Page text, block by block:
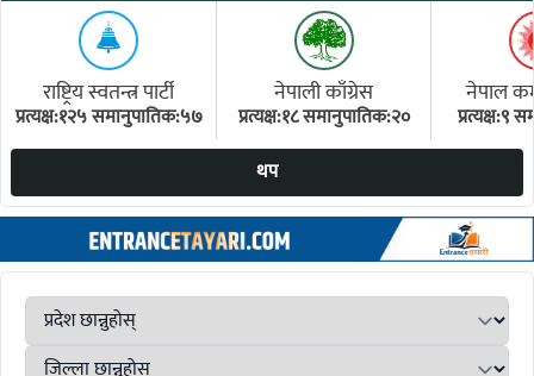
राष्ट्रिय स्वतन्त्र पार्टी
प्रत्यक्ष:१२५ समानुपातिक:५७
नेपाली काँग्रेस
प्रत्यक्ष:१८ समानुपातिक:२०
नेपाल
प्रत्यक्ष:९
थप